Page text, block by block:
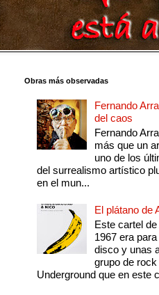
Obras más observadas
Fernando
del caos
Fernando
más que un
uno de los
del surrealismo artístico
en el mun...
El plátano de
Este cartel
1967 era
disco y unas
grupo de
Underground que en este